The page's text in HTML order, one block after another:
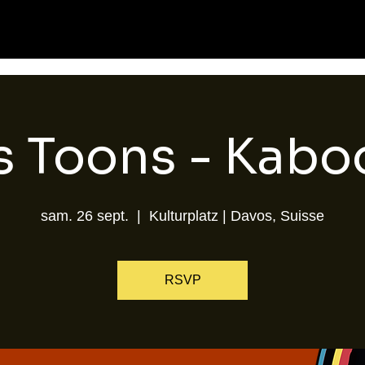
Toons -
sam. 26 sept.
  |
Kulturplatz | Davos, Suisse
RSVP